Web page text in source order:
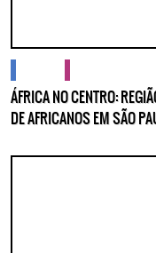
ÁFRICA NO CENTRO:
DE AFRICANOS EM SÃO